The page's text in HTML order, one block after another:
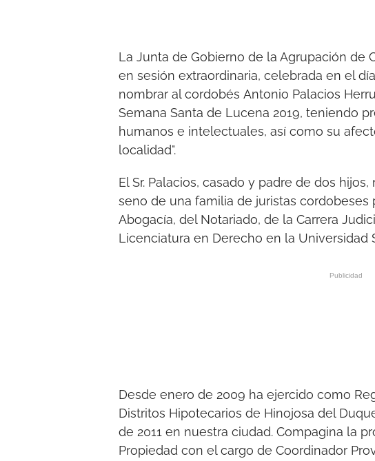
La Junta de Gobierno de la Agrupación de
en sesión extraordinaria, celebrada en el
nombrar al cordobés Antonio Palacios
Semana Santa de Lucena 2019, teniendo
humanos e intelectuales, así como su
localidad".
El Sr. Palacios, casado y padre de dos
seno de una familia de juristas
Abogacía, del Notariado, de la Carrera
Licenciatura en Derecho en la Universidad
Desde enero de 2009 ha ejercido como
Distritos Hipotecarios de Hinojosa del
de 2011 en nuestra ciudad. Compagina la
Propiedad con el cargo de Coordinador